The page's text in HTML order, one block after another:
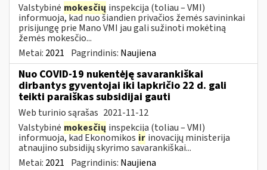
Valstybinė mokesčių inspekcija (toliau – VMI)
informuoja, kad nuo šiandien privačios žemės savininkai
prisijungę prie Mano VMI jau gali sužinoti mokėtiną
žemės mokesčio...
Metai: 2021 Pagrindinis: Naujiena
Nuo COVID-19 nukentėję savarankiškai
dirbantys gyventojai iki lapkričio 22 d. gali
teikti paraiškas subsidijai gauti
Web turinio sąrašas 2021-11-12
Valstybinė mokesčių inspekcija (toliau – VMI)
informuoja, kad Ekonomikos ir inovacijų ministerija
atnaujino subsidijų skyrimo savarankiškai...
Metai: 2021 Pagrindinis: Naujiena